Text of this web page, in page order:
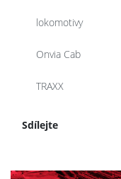
lokomotivy
Onvia Cab
TRAXX
Sdílejte